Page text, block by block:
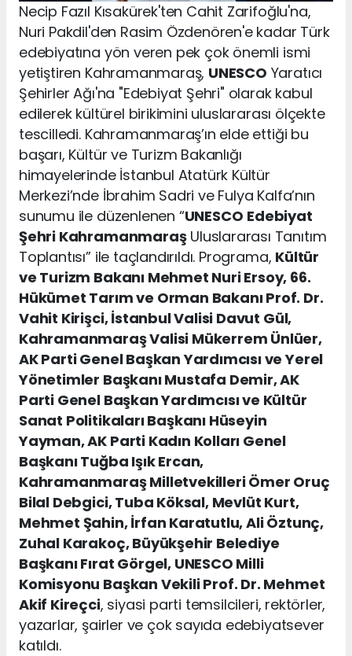
Necip Fazıl Kısakürek'ten Cahit Zarifoğlu'na,
Nuri Pakdil'den Rasim Özdenören'e kadar Türk
edebiyatına yön veren pek çok önemli ismi
yetiştiren Kahramanmaraş, UNESCO Yaratıcı
Şehirler Ağı'na "Edebiyat Şehri" olarak kabul
edilerek kültürel birikimini uluslararası ölçekte
tescilledi. Kahramanmaraş’ın elde ettiği bu
başarı, Kültür ve Turizm Bakanlığı
himayelerinde İstanbul Atatürk Kültür
Merkezi’nde İbrahim Sadri ve Fulya Kalfa’nın
sunumu ile düzenlenen “UNESCO Edebiyat
Şehri KahramanmaraşUluslararası Tanıtım
Toplantısı” ile taçlandırıldı. Programa, Kültür
ve Turizm Bakanı Mehmet Nuri Ersoy, 66.
Hükümet Tarım ve Orman Bakanı Prof. Dr.
Vahit Kirişci, İstanbul Valisi Davut Gül,
Kahramanmaraş Valisi Mükerrem Ünlüer,
AK Parti Genel Başkan Yardımcısı ve Yerel
Yönetimler Başkanı Mustafa Demir, AK
Parti Genel Başkan Yardımcısı ve Kültür
Sanat Politikaları Başkanı Hüseyin
Yayman, AK Parti Kadın Kolları Genel
Başkanı Tuğba Işık Ercan,
Kahramanmaraş Milletvekilleri Ömer Oruç
Bilal Debgici, Tuba Köksal, Mevlüt Kurt,
Mehmet Şahin, İrfan Karatutlu, Ali Öztunç,
Zuhal Karakoç, Büyükşehir Belediye
Başkanı Fırat Görgel, UNESCO Milli
Komisyonu Başkan Vekili Prof. Dr. Mehmet
Akif Kireçci, siyasi parti temsilcileri, rektörler,
yazarlar, şairler ve çok sayıda edebiyatsever
katıldı.